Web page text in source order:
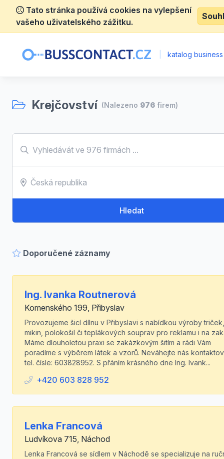
Tato stránka používá cookies na vylepšení
vašeho uživatelského zážitku.
katalog
Krejčovství (Nalezeno 976 firem)
Hledat
Doporučené záznamy
Ing. Ivanka Routnerová
Komenského 199, Přibyslav
Provozujeme šicí dílnu v Přibyslavi s nabídkou výroby triček,
mikin, polokošil či teplákových souprav pro reklamu i na
Máme dlouholetou praxi se zakázkovým šitím a rádi Vám
poradíme s výběrem látek a vzorů. Neváhejte nás
tel. čísle: 603828952. S přáním krásného dne Ing. Ivank...
+420 603 828 952
Lenka Francová
Ludvíkova 715, Náchod
Lenka Francová se sídlem v Náchodě se specializuje na